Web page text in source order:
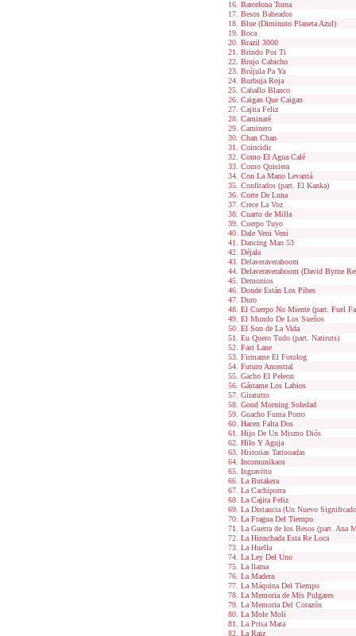
Barcelona Torna
Besos Babeados
Blue (Diminuto Planeta Azul)
Boca
Brazil 3000
Brindo Por Ti
Brujo Cabicho
Brújula Pa Ya
Burbuja Roja
Caballo Blanco
Caigan Que Caigan
Cajita Feliz
Caminaré
Caminero
Chan Chan
Coincidir
Como El Agua Calé
Como Quisiera
Con La Mano Levantá
Confitados (part. El Kanka)
Corte De Luna
Crece La Voz
Cuarto de Milla
Cuerpo Tuyo
Dale Veni Veni
Dancing Man 53
Déjala
Delaveraveraboom
Delaveraveraboom (David Byrne
Demonios
Donde Están Los Pibes
Duro
El Cuerpo No Miente (part. Fuel
El Mundo De Los Sueños
El Son de La Vida
Eu Quero Tudo (part. Natiruts)
Fast Lane
Firmame El Fotolog
Futuro Ancestral
Gacho El Peleon
Gástame Los Labios
Giratutto
Good Morning Soledad
Guacho Fuma Porro
Hacen Falta Dos
Hijo De Un Mismo Diós
Hilo Y Aguja
Historias Tattooadas
Incomunikaos
Ingravitto
La Butakera
La Cachiporra
La Cajita Feliz
La Distancia (Un Nuevo
La Fragua Del Tiempo
La Guerra de los Besos (part. Ana
La Hinnchada Esta Re Loca
La Huella
La Ley Del Uno
La llama
La Madera
La Máquina Del Tiempo
La Memoria de Mis Pulgares
La Memoria Del Corazón
La Mole Moli
La Prisa Mata
La Raiz